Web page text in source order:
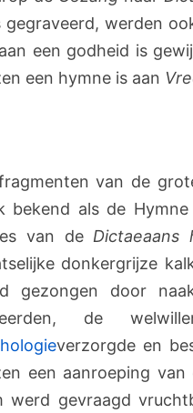
gegraveerd, werden
een godheid is
een hymne is aan
van de
bekend als de
van de Dictaeaans
donkergrijze
gezongen door
de
verzorgde en
een aanroeping
werd gevraagd